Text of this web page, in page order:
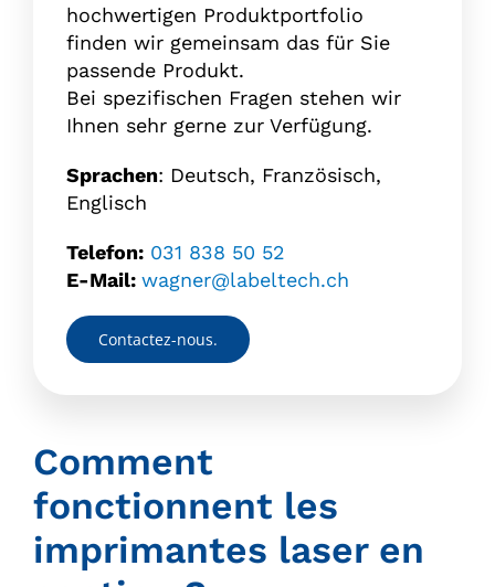
hochwertigen Produktportfolio
finden wir gemeinsam das für Sie
passende Produkt.
Bei spezifischen Fragen stehen wir
Ihnen sehr gerne zur Verfügung.
Sprachen: Deutsch, Französisch,
Englisch
Telefon: 031 838 50 52
E-Mail: wagner@labeltech.ch
Contactez-nous.
Comment
fonctionnent les
imprimantes laser en